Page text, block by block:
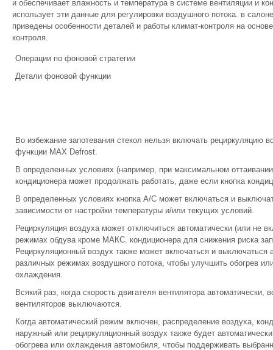
и обеспечивает влажность и температура в системе вентиляции и
использует эти данные для регулировки воздушного потока. в
приведены особенности деталей и работы климат-контроля на
контроля.
Операции по фоновой стратегии
Детали фоновой функции
Во избежание запотевания стекол нельзя включать рециркуляцию
функции MAX Defrost.
В определенных условиях (например, при максимальном
кондиционера может продолжать работать, даже если кнопка
В определенных условиях кнопка A/C может включаться и
зависимости от настройки температуры и/или текущих условий.
Рециркуляция воздуха может отключиться автоматически (или не
режимах обдува кроме МАКС. кондиционера для снижения риска
Рециркуляционный воздух также может включаться и выключаться
различных режимах воздушного потока, чтобы улучшить обогрев
охлаждения.
Всякий раз, когда скорость двигателя вентилятора автоматически,
вентиляторов выключаются.
Когда автоматический режим включен, распределение воздуха,
наружный или рециркуляционный воздух также будет
обогрева или охлаждения автомобиля, чтобы поддерживать